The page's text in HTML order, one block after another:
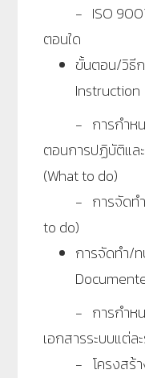
- ISO 9001/
ตอนใด
ขั้นตอน/วิธี
Instruction
- การกำหนด
ตอนการปฏิบัติแล
(What to do)
- การจัดทำค
to do)
การจัดทำ/
- การกำหนดโ
เอกสารระบบแต่ล
- โครงสร้าง